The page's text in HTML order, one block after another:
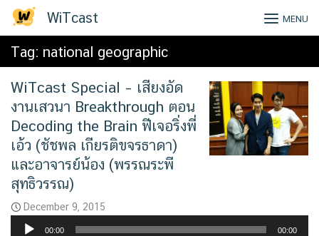
Skip
WiTcast MENU
Tag: national geographic
WiTcast Special – เสียงอัด
งานเสวนา Breakthrough ตอน
Decoding the Brain ฟีเจอริ่งพี่
เอ้ว (ชัชพล เกียรติขจรธาดา)
และอาจารย์น้อง (พรรณระพี
สุทธิวรรณ)
December 9, 2015
Audio
00:00 00:00